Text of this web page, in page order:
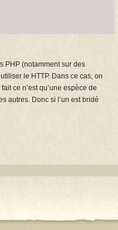
PHP (notamment sur des
le HTTP. Dans ce cas, on
ce n’est qu’une espèce de
autres. Donc si l’un est bridé